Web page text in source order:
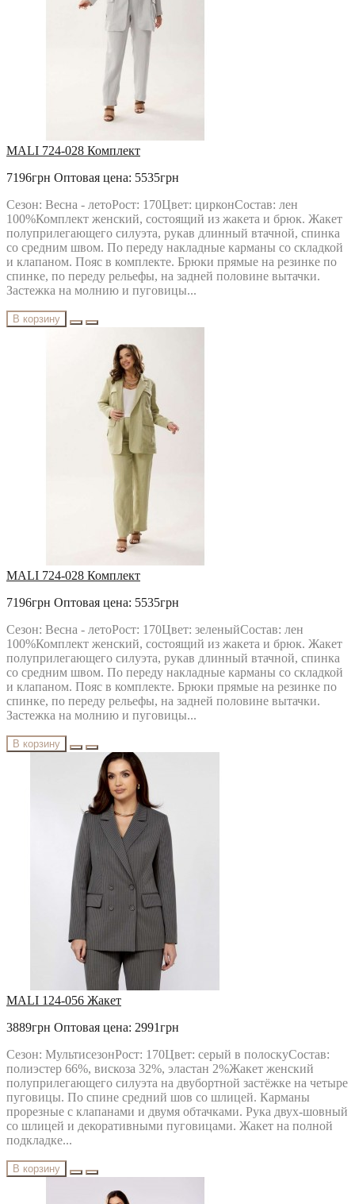
MALI 724-028 Комплект
7196грн Оптовая цена: 5535грн
Сезон: Весна - летоРост: 170Цвет: цирконСостав: лен
100%Комплект женский, состоящий из жакета и брюк. Жакет
полуприлегающего силуэта, рукав длинный втачной, спинка
со средним швом. По переду накладные карманы со складкой
и клапаном. Пояс в комплекте. Брюки прямые на резинке по
спинке, по переду рельефы, на задней половине вытачки.
Застежка на молнию и пуговицы...
В корзину
MALI 724-028 Комплект
7196грн Оптовая цена: 5535грн
Сезон: Весна - летоРост: 170Цвет: зеленыйСостав: лен
100%Комплект женский, состоящий из жакета и брюк. Жакет
полуприлегающего силуэта, рукав длинный втачной, спинка
со средним швом. По переду накладные карманы со складкой
и клапаном. Пояс в комплекте. Брюки прямые на резинке по
спинке, по переду рельефы, на задней половине вытачки.
Застежка на молнию и пуговицы...
В корзину
MALI 124-056 Жакет
3889грн Оптовая цена: 2991грн
Сезон: МультисезонРост: 170Цвет: серый в полоскуСостав:
полиэстер 66%, вискоза 32%, эластан 2%Жакет женский
полуприлегающего силуэта на двубортной застёжке на четыре
пуговицы. По спине средний шов со шлицей. Карманы
прорезные с клапанами и двумя обтачками. Рука двух-шовный
со шлицей и декоративными пуговицами. Жакет на полной
подкладке...
В корзину